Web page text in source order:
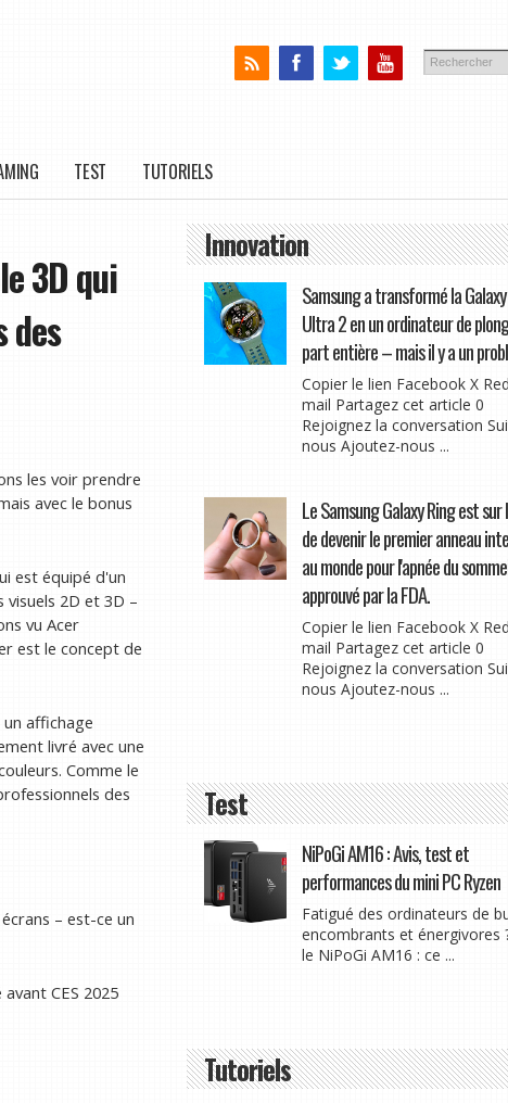
TEST TUTORIELS
3D qui
des
les voir prendre
avec le bonus
est équipé d'un
2D et 3D –
vu Acer
est le concept de
affichage
livré avec une
Comme le
des
– est-ce un
CES 2025
Innovation
Samsung a transformé la
Ultra 2 en un ordinateur de
part entière – mais il y a un
Copier le lien Facebook X
mail Partagez cet article 0
Rejoignez la conversation
nous Ajoutez-nous ...
Le Samsung Galaxy Ring est
de devenir le premier anneau
au monde pour l'apnée du
approuvé par la FDA.
Copier le lien Facebook X
mail Partagez cet article 0
Rejoignez la conversation
nous Ajoutez-nous ...
Test
NiPoGi AM16 : Avis, test et
performances du mini PC Ryzen
Fatigué des ordinateurs de
encombrants et énergivores
le NiPoGi AM16 : ce ...
Tutoriels